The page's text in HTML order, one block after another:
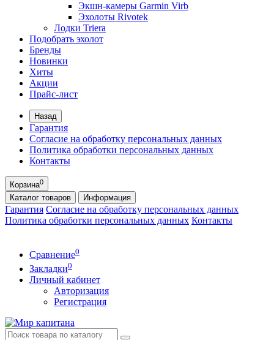
Экшн-камеры Garmin Virb
Эхолоты Rivotek
Лодки Triera
Подобрать эхолот
Бренды
Новинки
Хиты
Акции
Прайс-лист
Назад
Гарантия
Согласие на обработку персональных данных
Политика обработки персональных данных
Контакты
Корзина0
Каталог товаров Информация
Гарантия Согласие на обработку персональных данных
Политика обработки персональных данных Контакты
Сравнение0
Закладки0
Личный кабинет
Авторизация
Регистрация